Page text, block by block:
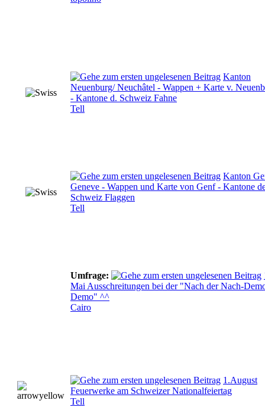
Kanton
Neuenburg/ Neuchâtel - Wappen + Karte v.
- Kantone d. Schweiz Fahne
Tell
Kanton
Geneve - Wappen und Karte von Genf - Kantone
Schweiz Flaggen
Tell
Umfrage:
Mai Ausschreitungen bei der "Nach der Nach-
Demo" ^^
Cairo
1.August
Feuerwerke am Schweizer Nationalfeiertag
Tell